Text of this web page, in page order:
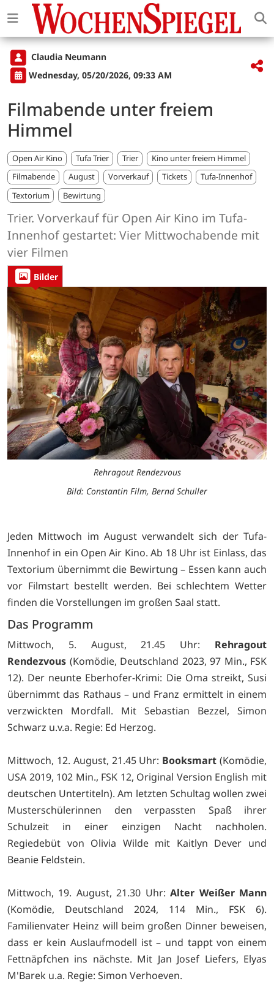
Claudia Neumann
Wednesday, 05/20/2026, 09:33 AM
Filmabende unter freiem
Himmel
Open Air Kino Tufa Trier Trier
Kino unter freiem Himmel
Filmabende
August Vorverkauf Tickets
Tufa-Innenhof
Textorium
Bewirtung
Trier. Vorverkauf für Open Air Kino im Tufa-
Innenhof gestartet: Vier Mittwochabende mit
vier Filmen
Bilder
Rehragout Rendezvous
Bild: Constantin Film, Bernd Schuller
Jeden Mittwoch im August verwandelt sich der Tufa-
Innenhof in ein Open Air Kino. Ab 18 Uhr ist Einlass, das
Textorium übernimmt die Bewirtung – Essen kann auch
vor Filmstart bestellt werden. Bei schlechtem Wetter
finden die Vorstellungen im großen Saal statt.
Das Programm
Mittwoch, 5. August, 21.45 Uhr: Rehragout
Rendezvous (Komödie, Deutschland 2023, 97 Min., FSK
12). Der neunte Eberhofer-Krimi: Die Oma streikt, Susi
übernimmt das Rathaus – und Franz ermittelt in einem
verzwickten Mordfall. Mit Sebastian Bezzel, Simon
Schwarz u.v.a. Regie: Ed Herzog.
Mittwoch, 12. August, 21.45 Uhr: Booksmart (Komödie,
USA 2019, 102 Min., FSK 12, Original Version English mit
deutschen Untertiteln). Am letzten Schultag wollen zwei
Musterschülerinnen den verpassten Spaß ihrer
Schulzeit in einer einzigen Nacht nachholen.
Regiedebüt von Olivia Wilde mit Kaitlyn Dever und
Beanie Feldstein.
Mittwoch, 19. August, 21.30 Uhr:Alter Weißer Mann
(Komödie, Deutschland 2024, 114 Min., FSK 6).
Familienvater Heinz will beim großen Dinner beweisen,
dass er kein Auslaufmodell ist – und tappt von einem
Fettnäpfchen ins nächste. Mit Jan Josef Liefers, Elyas
M'Barek u.a. Regie: Simon Verhoeven.